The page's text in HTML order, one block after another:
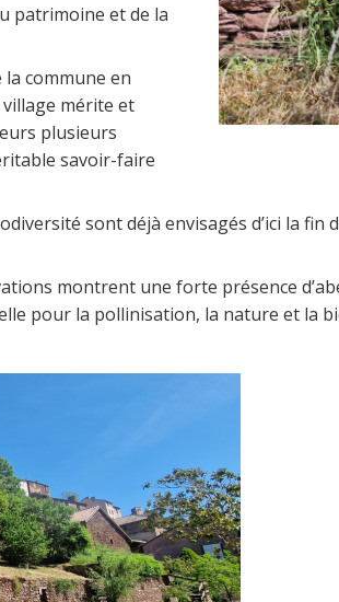
patrimoine et de la
commune en
mérite et
plusieurs
savoir-faire
sont déjà envisagés d’ici la fin
montrent une forte présence
pour la pollinisation, la nature et la